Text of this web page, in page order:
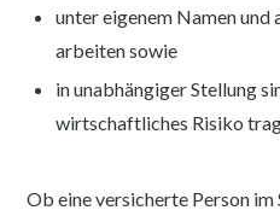
unter eigenem Namen und
arbeiten sowie
in unabhängiger Stellung
wirtschaftliches Risiko
Ob eine versicherte Person im